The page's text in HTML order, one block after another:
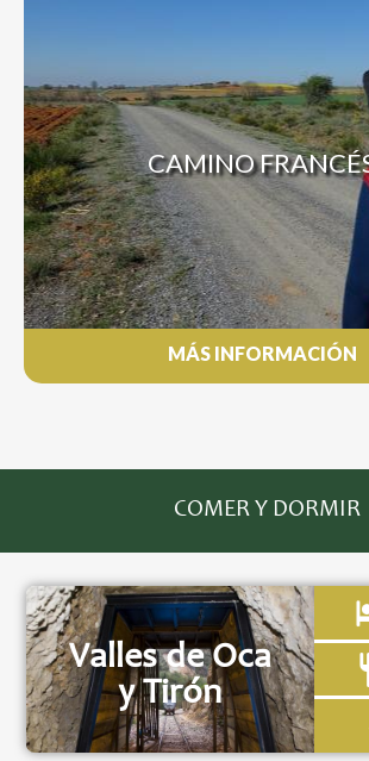
CAMINO
MÁS INFORMACIÓN
COMER Y DORMIR
Valles de Oca
y Tirón